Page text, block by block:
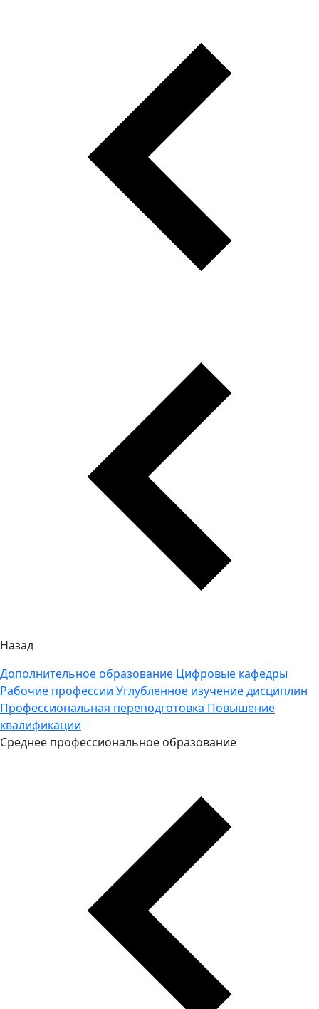
Назад
Дополнительное образование Цифровые кафедры
Рабочие профессии Углубленное изучение дисциплин
Профессиональная переподготовка Повышение
квалификации
Среднее профессиональное образование